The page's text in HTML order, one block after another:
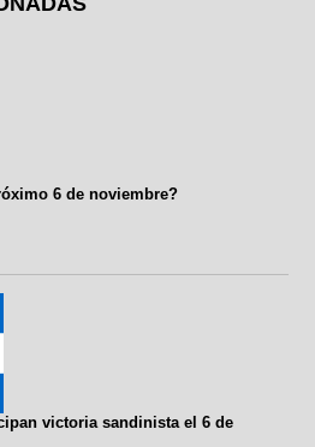
6 de noviembre?
victoria sandinista el 6 de